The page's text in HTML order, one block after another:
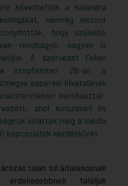
követhettük a kalandra
nemrég viszont
hogy szűkebb
rendhagyó, nagyon is
A szervezet Fehér
szeptember 28-án a
esperesi hivatalának
kerekasztal-
ahol kolozsvári és
vitatták meg a média
kapcsolatok kérdéskörét.
talán túl általánosnak
találjuk